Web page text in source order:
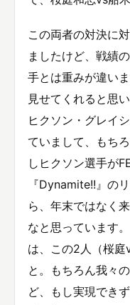
この両者の対決に
ましたけど、戦績
手とは重みが違い
見せてくれると思
ヒクソン・グレイ
ていまして、もち
しヒクソン選手が
『Dynamite!!』の
ら、年末ではなく
なと思っています
は、この2人（桜
と。もちろん我々
ど、もし実現でき